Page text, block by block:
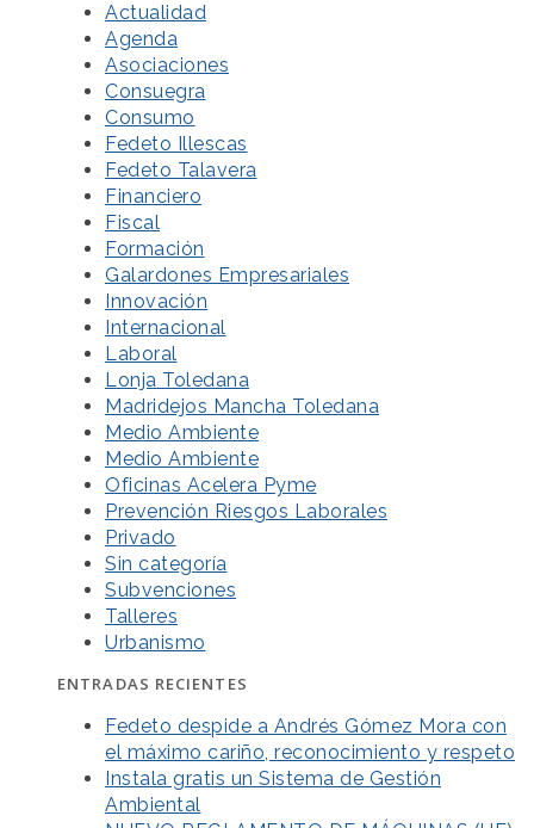
Actualidad
Agenda
Asociaciones
Consuegra
Consumo
Fedeto Illescas
Fedeto Talavera
Financiero
Fiscal
Formación
Galardones Empresariales
Innovación
Internacional
Laboral
Lonja Toledana
Madridejos Mancha Toledana
Medio Ambiente
Medio Ambiente
Oficinas Acelera Pyme
Prevención Riesgos Laborales
Privado
Sin categoría
Subvenciones
Talleres
Urbanismo
ENTRADAS RECIENTES
Fedeto despide a Andrés Gómez Mora con
el máximo cariño, reconocimiento y respeto
Instala gratis un Sistema de Gestión
Ambiental